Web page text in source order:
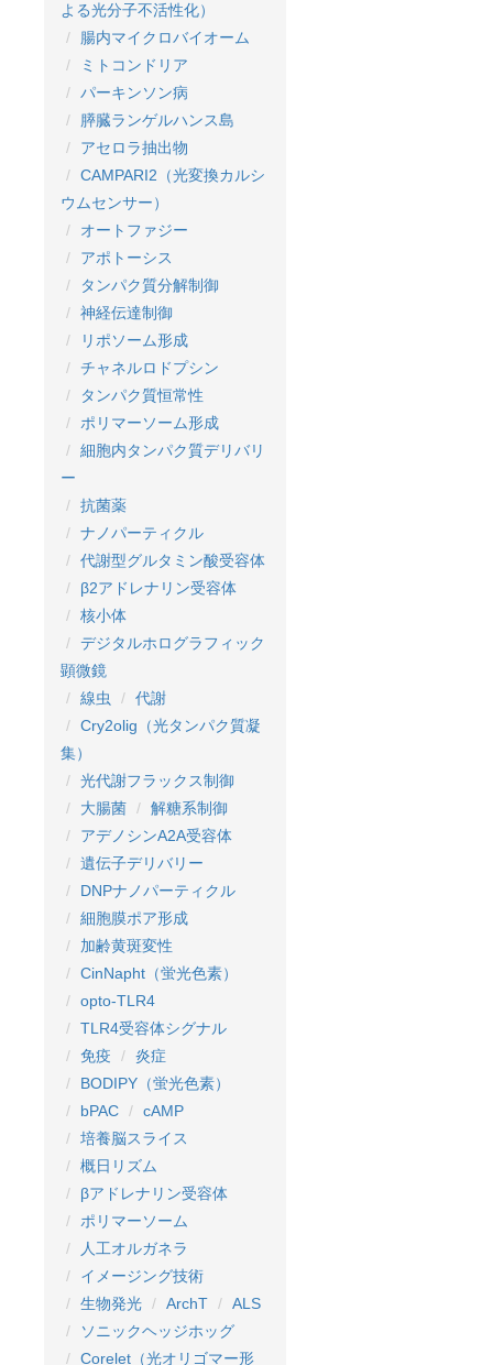
よる光分子不活性化）
腸内マイクロバイオーム
ミトコンドリア
パーキンソン病
膵臓ランゲルハンス島
アセロラ抽出物
CAMPARI2（光変換カルシ
ウムセンサー）
オートファジー
アポトーシス
タンパク質分解制御
神経伝達制御
リポソーム形成
チャネルロドプシン
タンパク質恒常性
ポリマーソーム形成
細胞内タンパク質デリバリ
ー
抗菌薬
ナノパーティクル
代謝型グルタミン酸受容体
β2アドレナリン受容体
核小体
デジタルホログラフィック
顕微鏡
線虫
代謝
Cry2olig（光タンパク質凝
集）
光代謝フラックス制御
大腸菌
解糖系制御
アデノシンA2A受容体
遺伝子デリバリー
DNPナノパーティクル
細胞膜ポア形成
加齢黄斑変性
CinNapht（蛍光色素）
opto-TLR4
TLR4受容体シグナル
免疫
炎症
BODIPY（蛍光色素）
bPAC
cAMP
培養脳スライス
概日リズム
βアドレナリン受容体
ポリマーソーム
人工オルガネラ
イメージング技術
生物発光
ArchT
ALS
ソニックヘッジホッグ
Corelet（光オリゴマー形